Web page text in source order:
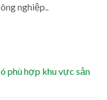
nghiệp..
phù hợp khu vực sản